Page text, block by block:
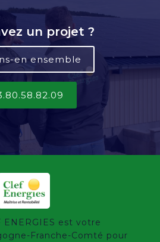
un projet ?
en ensemble
ENERGIES est votre
Franche-Comté pour